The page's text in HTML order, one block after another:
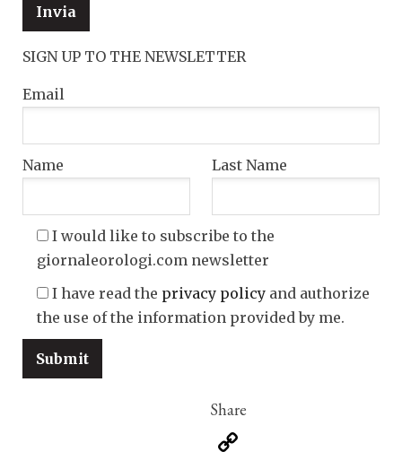
SIGN UP TO THE NEWSLETTER
Email
Name Last Name
I would like to subscribe to the
giornaleorologi.com newsletter
I have read the privacy policy and authorize
the use of the information provided by me.